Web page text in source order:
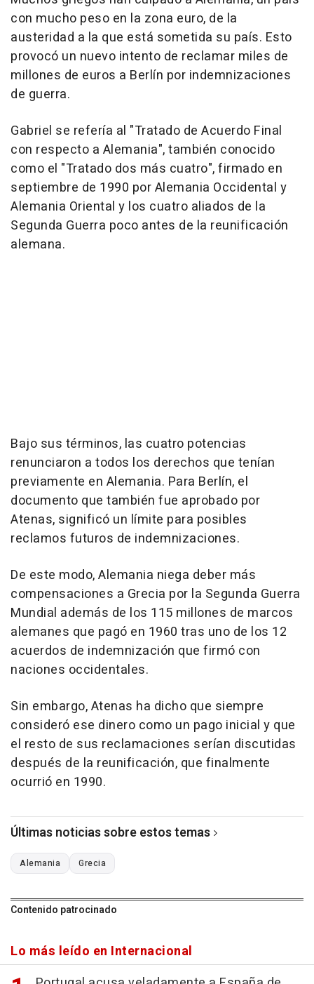
con mucho peso en la zona euro, de la
austeridad a la que está sometida su país. Esto
provocó un nuevo intento de reclamar miles de
millones de euros a Berlín por indemnizaciones
de guerra.
Gabriel se refería al "Tratado de Acuerdo Final
con respecto a Alemania", también conocido
como el "Tratado dos más cuatro", firmado en
septiembre de 1990 por Alemania Occidental y
Alemania Oriental y los cuatro aliados de la
Segunda Guerra poco antes de la reunificación
alemana.
Bajo sus términos, las cuatro potencias
renunciaron a todos los derechos que tenían
previamente en Alemania. Para Berlín, el
documento que también fue aprobado por
Atenas, significó un límite para posibles
reclamos futuros de indemnizaciones.
De este modo, Alemania niega deber más
compensaciones a Grecia por la Segunda Guerra
Mundial además de los 115 millones de marcos
alemanes que pagó en 1960 tras uno de los 12
acuerdos de indemnización que firmó con
naciones occidentales.
Sin embargo, Atenas ha dicho que siempre
consideró ese dinero como un pago inicial y que
el resto de sus reclamaciones serían discutidas
después de la reunificación, que finalmente
ocurrió en 1990.
Últimas noticias sobre estos temas
Alemania Grecia
Contenido patrocinado
Lo más leído en Internacional